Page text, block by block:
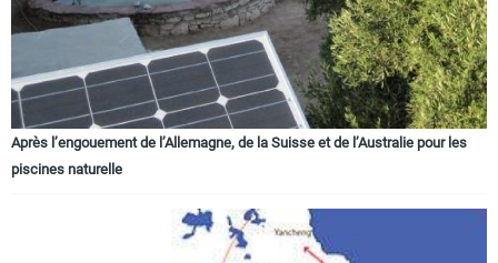
Après l’engouement de l’Allemagne, de la Suisse et de l’Australie pour les
piscines naturelle